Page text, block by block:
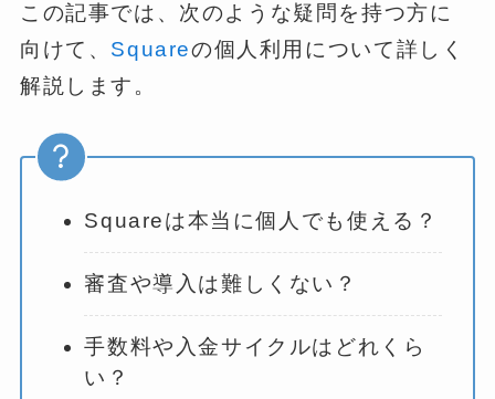
この記事では、次のような疑問を持つ方に
向けて、 Squareの個人利用について詳しく
解説します。
Squareは本当に個人でも使える？
審査や導入は難しくない？
手数料や入金サイクルはどれくら
い？